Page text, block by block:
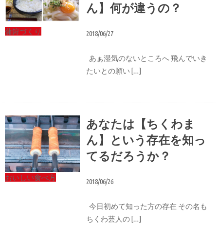
蒲鉾づくり
ん】何が違うの？
2018/06/27
あぁ湿気のないところへ 飛んでいき
たいとの願い […]
おいしい食べ方
あなたは【ちくわま
ん】という存在を知っ
てるだろうか？
2018/06/26
今日初めて知った方の存在 その名も
ちくわ芸人の […]